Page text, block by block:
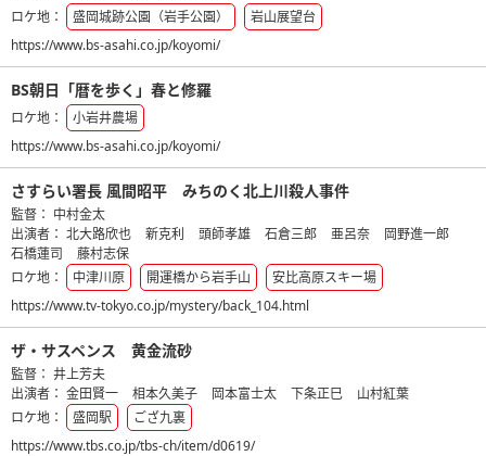
ロケ地： 盛岡城跡公園（岩手公園）
岩山展望台
https://www.bs-asahi.co.jp/koyomi/
BS朝日「暦を歩く」春と修羅
ロケ地：
小岩井農場
https://www.bs-asahi.co.jp/koyomi/
さすらい署長 風間昭平 みちのく北上川殺人事件
監督： 中村金太
出演者： 北大路欣也 新克利 頭師孝雄 石倉三郎 亜呂奈
岡野進一郎
石橋蓮司
藤村志保
ロケ地：
中津川原 開運橋から岩手山
安比高原スキー場
https://www.tv-tokyo.co.jp/mystery/back_104.html
ザ・サスペンス 黄金流砂
監督： 井上芳夫
出演者： 金田賢一 相本久美子 岡本富士太 下条正巳
山村紅葉
ロケ地：
盛岡駅
ござ九裏
https://www.tbs.co.jp/tbs-ch/item/d0619/